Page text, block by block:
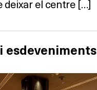
deixar el centre […]
esdeveniments